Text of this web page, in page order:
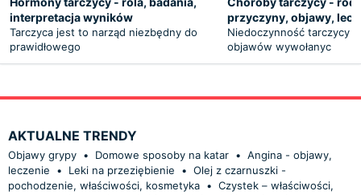
interpretacja wyników
Tarczyca jest to narząd niezbędny do
prawidłowego
przyczyny, objawy,
Niedoczynność tarczycy
objawów wywołanyc
AKTUALNE TRENDY
Objawy grypy • Domowe sposoby na katar • Angina - objawy,
leczenie
• Leki na przeziębienie • Olej z czarnuszki -
pochodzenie, właściwości, kosmetyka • Czystek – właściwości,